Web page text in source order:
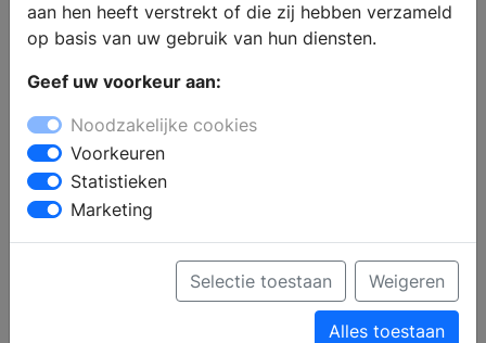
Woont u in Eerbeek en zoekt u een keukenzaak, omdat
u de keuken wilt renoveren of verbouwen? Wanneer u
zich oriënteert op een nieuwe keuken, dan vindt u bij
samenstellen van uw droomkeuken. Zoekt u een
moderne, landelijke, design of houten keuken met
inbouwapparatuur: in de keukenwinkel kunt u kiezen uit
verschillende keukenstijlen en krijgt u deskundig advies
Keukenwinkels in de regio Eerbeek
aan hen heeft verstrekt of die zij hebben verzameld
op basis van uw gebruik van hun diensten.
Geef uw voorkeur aan:
Noodzakelijke cookies
Voorkeuren
Statistieken
Marketing
Selectie toestaan Weigeren
Alles toestaan